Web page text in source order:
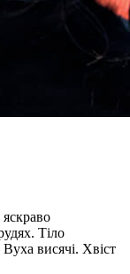
Тіло
висячі. Хвіст